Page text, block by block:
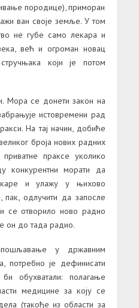
породице), приморан
ван своје земље. У том
не губе само лекара и
већ и огроман новац
који је потом
Мора се донети закон на
истовремени рад
На тај начин, добиће
броја нових радних
праксе уколико
конкурентни морати да
и улажу у њихово
одлучити да запосле
се отворило ново радно
он до тада радио.
у државним
потребно је дефинисати
би обухватали: полагање
медицине за коју се
(такође из области за